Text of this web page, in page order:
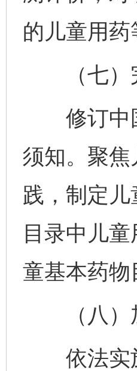
的儿童用药
（七）完
修订中国
须知。聚
践，制定
目录中儿
童基本药物
（八）加
依法实施